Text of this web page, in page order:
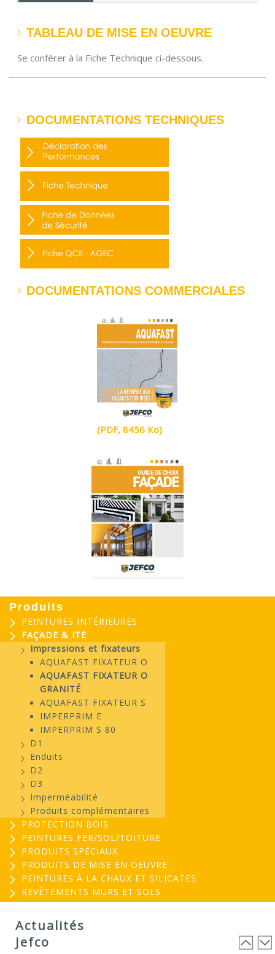
TABLEAU DE MISE EN OEUVRE
Se conférer à la Fiche Technique ci-dessous.
DOCUMENTATIONS TECHNIQUES
DOCUMENTATIONS COMMERCIALES
(PDF, 8456 Ko)
Produits
PEINTURES INTÉRIEURES
FAÇADE & ITE
Impressions et fixateurs
AQUAFAST FIXATEUR O
AQUAFAST FIXATEUR O
GRANITÉ
AQUAFAST FIXATEUR S
IMPERPRIM E
IMPERPRIM S 80
D1
Enduits
D2
D3
Imperméabilité
Produits complémentaires
PROTECTION BOIS
PEINTURES FER/SOL/TOITURE
PRODUITS SPÉCIAUX
PRODUITS DE MISE EN OEUVRE
PEINTURES À LA CHAUX ET SILICATES
REVÊTEMENTS MURS ET SOLS
Actualités
Jefco
25